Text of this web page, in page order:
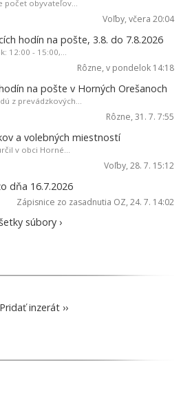
počet obyvateľov...
Voľby, včera 20:04
hodín na pošte, 3.8. do 7.8.2026
12:00 - 15:00,...
Rôzne, v pondelok 14:18
na pošte v Horných Orešanoch
z prevádzkových...
Rôzne, 31. 7. 7:55
a volebných miestností
v obci Horné...
Voľby, 28. 7. 15:12
dňa 16.7.2026
Zápisnice zo zasadnutia OZ, 24. 7. 14:02
súbory ›
Pridať inzerát ››